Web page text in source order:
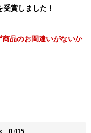
賞しました！
品のお間違いがないか
0.015